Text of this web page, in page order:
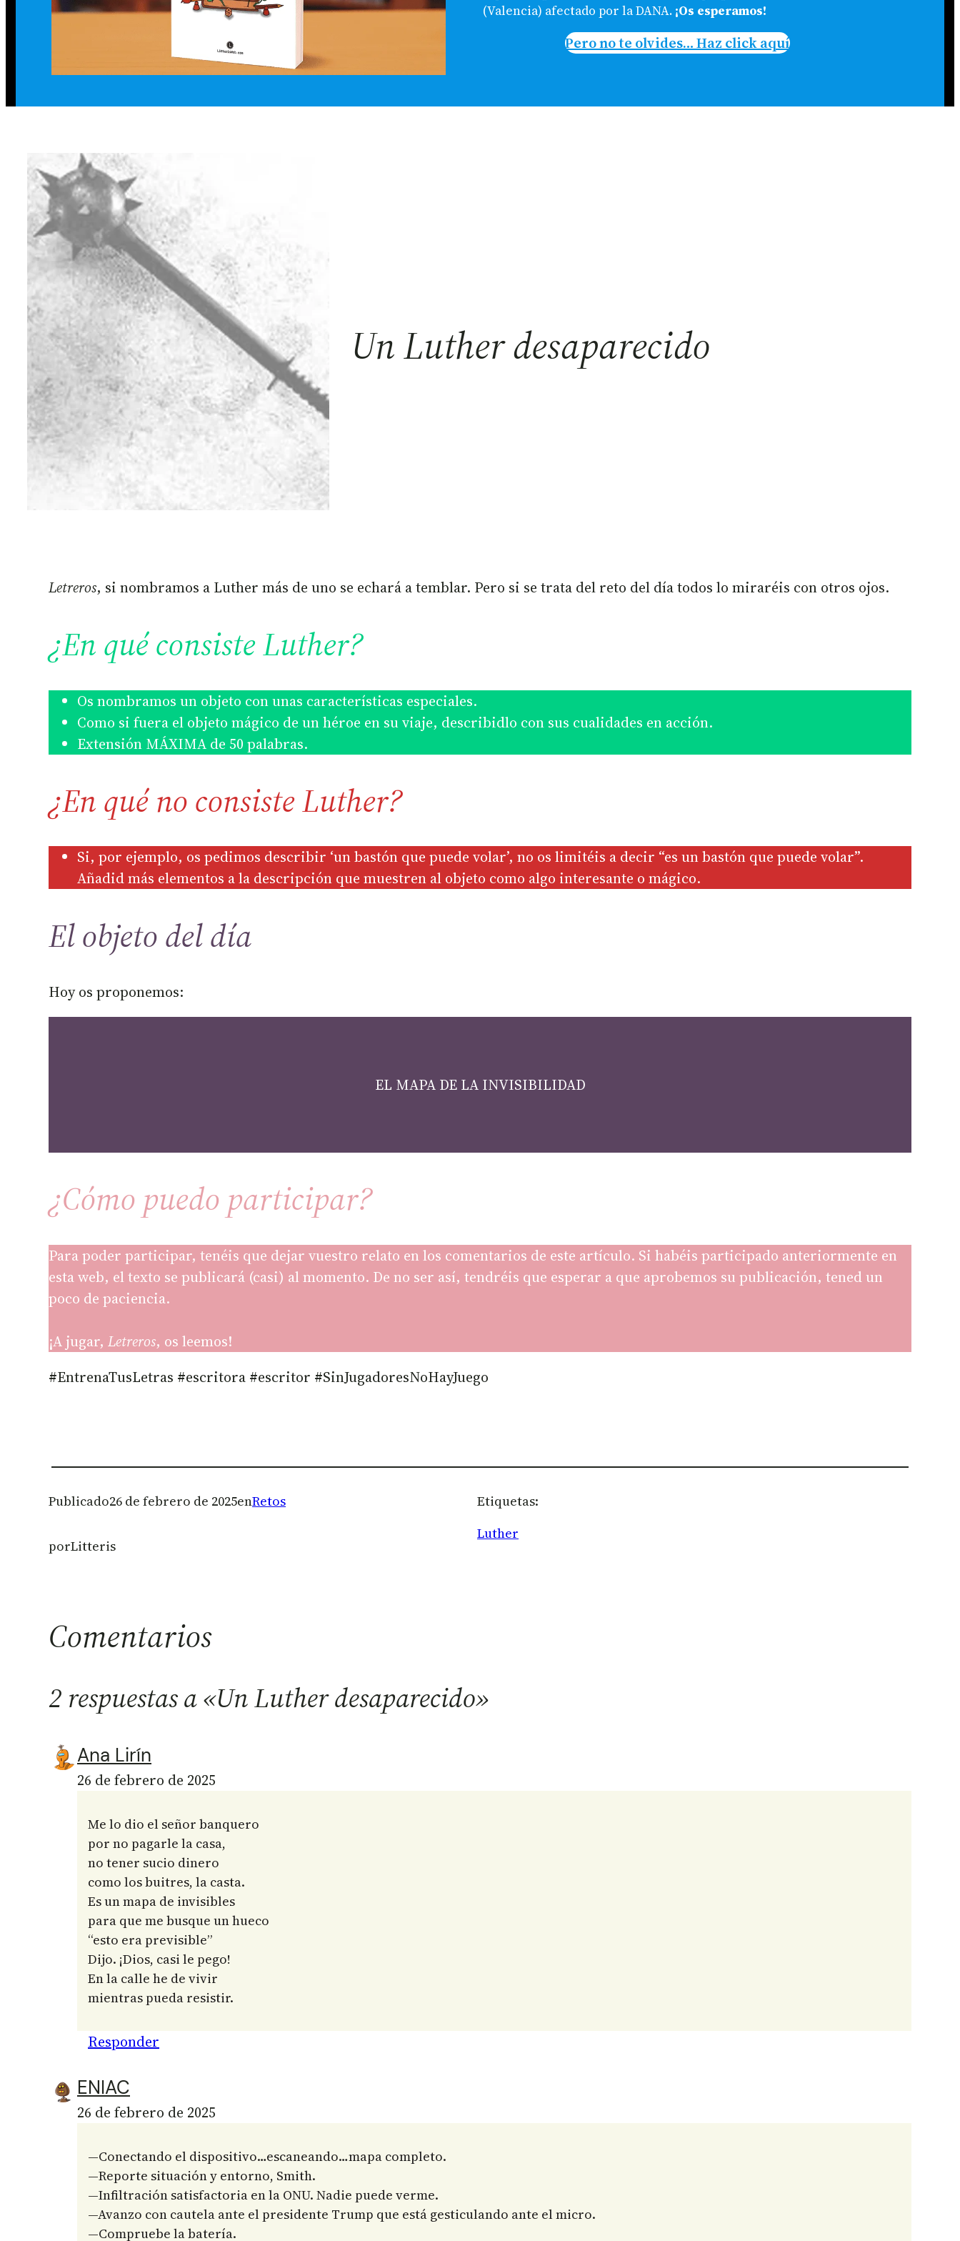
(Valencia) afectado por la DANA. ¡Os esperamos!
Pero no te olvides… Haz click aquí
Un Luther desaparecido
Letreros, si nombramos a Luther más de uno se echará a temblar. Pero si se trata del reto del día todos lo miraréis con otros ojos.
¿En qué consiste Luther?
Os nombramos un objeto con unas características especiales.
Como si fuera el objeto mágico de un héroe en su viaje, describidlo con sus cualidades en acción.
Extensión MÁXIMA de 50 palabras.
¿En qué no consiste Luther?
Si, por ejemplo, os pedimos describir ‘un bastón que puede volar’, no os limitéis a decir “es un bastón que puede volar”.
Añadid más elementos a la descripción que muestren al objeto como algo interesante o mágico.
El objeto del día
Hoy os proponemos:
EL MAPA DE LA INVISIBILIDAD
¿Cómo puedo participar?
Para poder participar, tenéis que dejar vuestro relato en los comentarios de este artículo. Si habéis participado anteriormente en
esta web, el texto se publicará (casi) al momento. De no ser así, tendréis que esperar a que aprobemos su publicación, tened un
poco de paciencia.
¡A jugar, Letreros, os leemos!
#EntrenaTusLetras #escritora #escritor #SinJugadoresNoHayJuego
Publicado26 de febrero de 2025enRetos
porLitteris
Etiquetas:
Luther
Comentarios
2 respuestas a «Un Luther desaparecido»
Ana Lirín
26 de febrero de 2025
Me lo dio el señor banquero
por no pagarle la casa,
no tener sucio dinero
como los buitres, la casta.
Es un mapa de invisibles
para que me busque un hueco
“esto era previsible”
Dijo. ¡Dios, casi le pego!
En la calle he de vivir
mientras pueda resistir.
Responder
ENIAC
26 de febrero de 2025
—Conectando el dispositivo…escaneando…mapa completo.
—Reporte situación y entorno, Smith.
—Infiltración satisfactoria en la ONU. Nadie puede verme.
—Avanzo con cautela ante el presidente Trump que está gesticulando ante el micro.
—Compruebe la batería.